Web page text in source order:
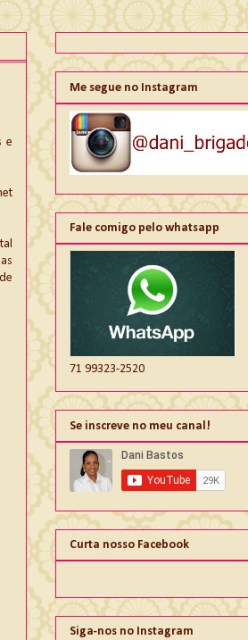
e
Me segue no Instagram
Fale comigo pelo whatsapp
71 99323-2520
Se inscreve no meu canal!
Curta nosso Facebook
Siga-nos no Instagram